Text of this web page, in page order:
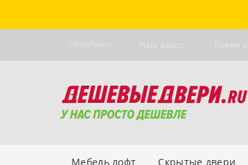
Мебель лофт Скрытые двери